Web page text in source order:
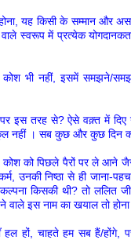
होना, यह किसी के सम्मान और
स्वरूप में प्रत्येक
कोश भी नहीं, इसमें समझने/
इस तरह से? ऐसे वक़्त में दिए
नहीं । सब कुछ और कुछ दिन
कोश को पिछले पैरों पर ले आने
उनकी निष्ठा से ही जाना-
किसकी थी? तो ललित
वाले इस नाम का खयाल तो होना
हल हों, चाहते हम सब हैं/